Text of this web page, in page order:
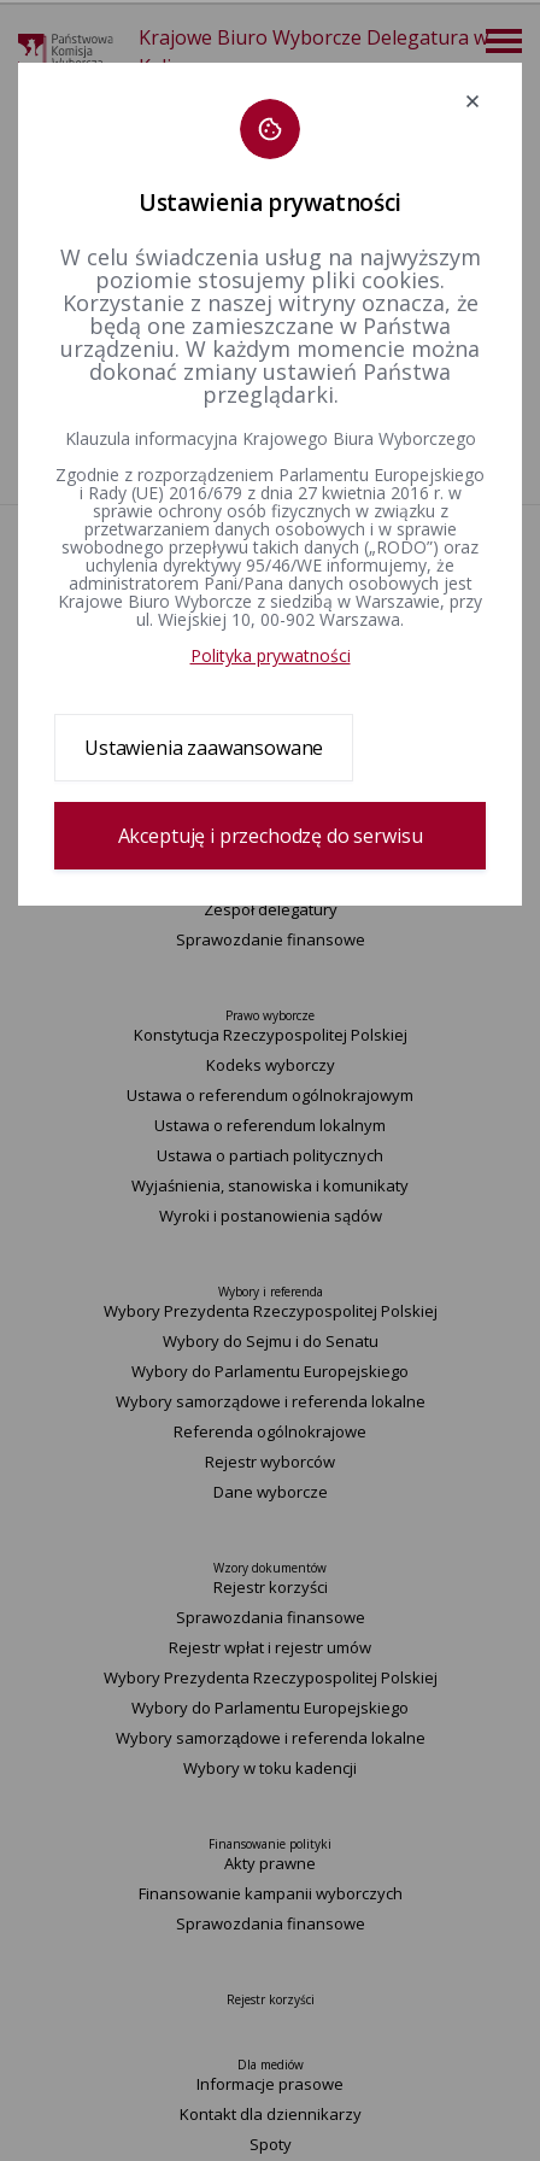
Krajowe Biuro Wyborcze Delegatura w
Kaliszu
KALENDARIUM 10-08-2025
05-10-2025
Wybory przedterminowe Wójta Gminy Łęka Opatowska
zarządzone na dzień 10 sierpnia 2025 r.
Aktualności
Informacje
Wyjaśnienia, stanowiska, komunikaty
Uchwały
Urzędnicy wyborczy
Archiwum
Komisarz
Zespół delegatury
Sprawozdanie finansowe
Prawo wyborcze
Konstytucja Rzeczypospolitej Polskiej​
Kodeks wyborczy
Ustawa o referendum ogólnokrajowym
Ustawa o referendum lokalnym
Ustawa o partiach politycznych
Wyjaśnienia, stanowiska i komunikaty
Wyroki i postanowienia sądów
Wybory i referenda
Wybory Prezydenta Rzeczypospolitej Polskiej
Wybory do Sejmu i do Senatu
Wybory do Parlamentu Europejskiego
Wybory samorządowe i referenda lokalne
Referenda ogólnokrajowe
Rejestr wyborców
Dane wyborcze
Wzory dokumentów
Rejestr korzyści
Sprawozdania finansowe
Rejestr wpłat i rejestr umów
Wybory Prezydenta Rzeczypospolitej Polskiej
Wybory do Parlamentu Europejskiego
Wybory samorządowe i referenda lokalne
Wybory w toku kadencji
Finansowanie polityki
Akty prawne
Finansowanie kampanii wyborczych
Sprawozdania finansowe
Rejestr korzyści
Dla mediów
Informacje prasowe
Kontakt dla dziennikarzy
Spoty
Ustawienia prywatności
W celu świadczenia usług na najwyższym
poziomie stosujemy pliki cookies.
Korzystanie z naszej witryny oznacza, że
będą one zamieszczane w Państwa
urządzeniu. W każdym momencie można
dokonać zmiany ustawień Państwa
przeglądarki.
Klauzula informacyjna Krajowego Biura Wyborczego
Zgodnie z rozporządzeniem Parlamentu Europejskiego
i Rady (UE) 2016/679 z dnia 27 kwietnia 2016 r. w
sprawie ochrony osób fizycznych w związku z
przetwarzaniem danych osobowych i w sprawie
swobodnego przepływu takich danych („RODO”) oraz
uchylenia dyrektywy 95/46/WE informujemy, że
administratorem Pani/Pana danych osobowych jest
Krajowe Biuro Wyborcze z siedzibą w Warszawie, przy
ul. Wiejskiej 10, 00-902 Warszawa.
Polityka prywatności
Ustawienia zaawansowane
Akceptuję i przechodzę do serwisu